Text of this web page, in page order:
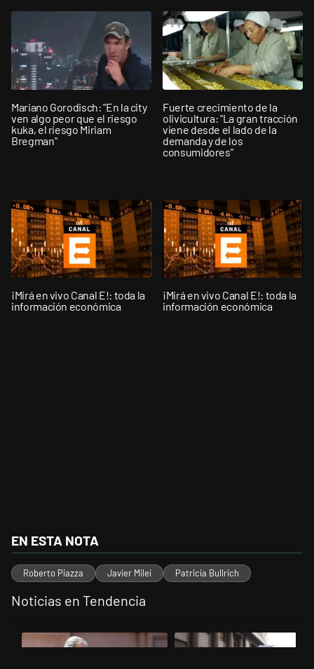
Mariano Gorodisch: "En la city
ven algo peor que el riesgo
kuka, el riesgo Miriam
Bregman"
Fuerte crecimiento de la
olivicultura: "La gran tracción
viene desde el lado de la
demanda y de los
consumidores”
¡Mirá en vivo Canal E!: toda la
información económica
¡Mirá en vivo Canal E!: toda la
información económica
EN ESTA NOTA
Roberto Piazza Javier Milei Patricia Bullrich
Noticias en Tendencia
Un artículo de tendencia con el título "Las inconsistencias de
Un artículo de tendencia con el